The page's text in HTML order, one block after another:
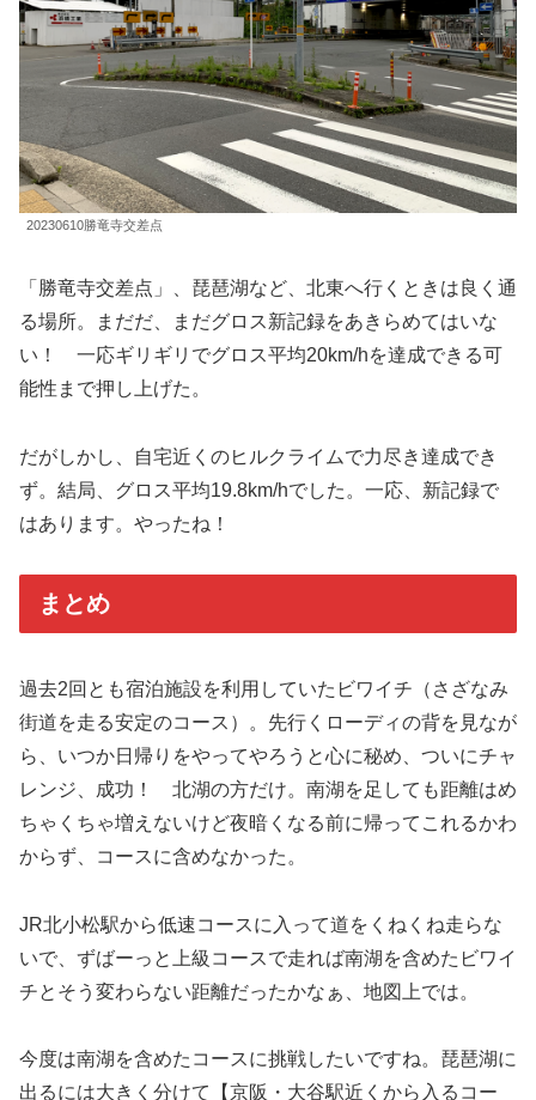
20230610勝竜寺交差点
「勝竜寺交差点」、琵琶湖など、北東へ行くときは良く通
る場所。まだだ、まだグロス新記録をあきらめてはいな
い！ 一応ギリギリでグロス平均20km/hを達成できる可
能性まで押し上げた。
だがしかし、自宅近くのヒルクライムで力尽き達成でき
ず。結局、グロス平均19.8km/hでした。一応、新記録で
はあります。やったね！
まとめ
過去2回とも宿泊施設を利用していたビワイチ（さざなみ
街道を走る安定のコース）。先行くローディの背を見なが
ら、いつか日帰りをやってやろうと心に秘め、ついにチャ
レンジ、成功！ 北湖の方だけ。南湖を足しても距離はめ
ちゃくちゃ増えないけど夜暗くなる前に帰ってこれるかわ
からず、コースに含めなかった。
JR北小松駅から低速コースに入って道をくねくね走らな
いで、ずばーっと上級コースで走れば南湖を含めたビワイ
チとそう変わらない距離だったかなぁ、地図上では。
今度は南湖を含めたコースに挑戦したいですね。琵琶湖に
出るには大きく分けて【京阪・大谷駅近くから入るコー